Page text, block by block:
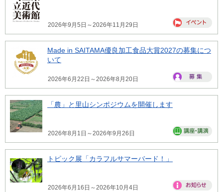
2026年9月5日～2026年11月29日
Made in SAITAMA優良加工食品大賞2027の募集につ
いて
2026年6月22日～2026年8月20日
「農」と里山シンポジウムを開催します
2026年8月1日～2026年9月26日
トピック展「カラフルサマーバード！」
2026年6月16日～2026年10月4日